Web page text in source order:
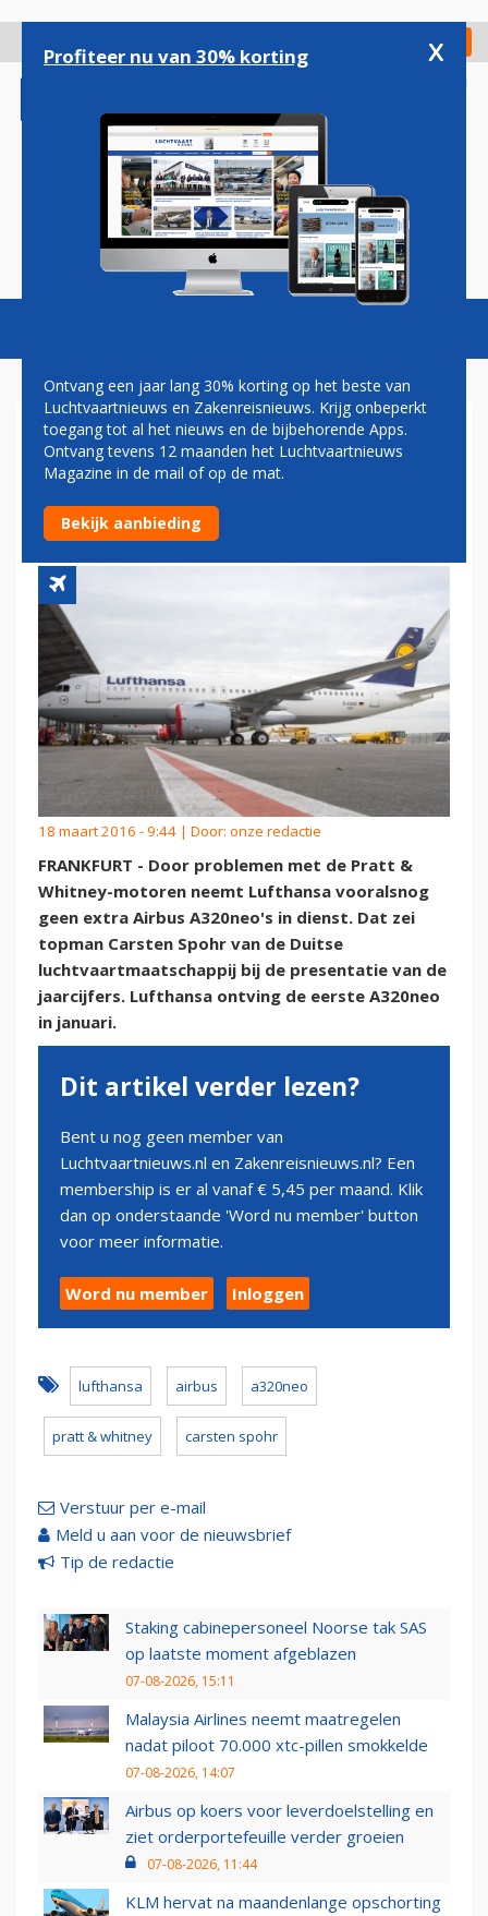
gaan
Check in
Magazine Podcasts Vacatures
LUFTHANSA NEEMT NOG
GEEN EXTRA A320NEO'S IN
DIENST
18 maart 2016 - 9:44 | Door: onze redactie
FRANKFURT - Door problemen met de Pratt &
Whitney-motoren neemt Lufthansa vooralsnog
geen extra Airbus A320neo's in dienst. Dat zei
topman Carsten Spohr van de Duitse
luchtvaartmaatschappij bij de presentatie van de
jaarcijfers. Lufthansa ontving de eerste A320neo
in januari.
Dit artikel verder lezen?
Bent u nog geen member van
Luchtvaartnieuws.nl en Zakenreisnieuws.nl? Een
membership is er al vanaf € 5,45 per maand. Klik
dan op onderstaande 'Word nu member' button
voor meer informatie.
Word nu member Inloggen
lufthansa airbus a320neo
pratt & whitney carsten spohr
Verstuur per e-mail
Meld u aan voor de nieuwsbrief
Tip de redactie
Staking cabinepersoneel Noorse tak SAS
op laatste moment afgeblazen
07-08-2026, 15:11
Malaysia Airlines neemt maatregelen
nadat piloot 70.000 xtc-pillen smokkelde
07-08-2026, 14:07
Airbus op koers voor leverdoelstelling en
ziet orderportefeuille verder groeien
07-08-2026, 11:44
KLM hervat na maandenlange opschorting
Profiteer nu van 30% korting x
Ontvang een jaar lang 30% korting op het beste van
Luchtvaartnieuws en Zakenreisnieuws. Krijg onbeperkt
toegang tot al het nieuws en de bijbehorende Apps.
Ontvang tevens 12 maanden het Luchtvaartnieuws
Magazine in de mail of op de mat.
Bekijk aanbieding